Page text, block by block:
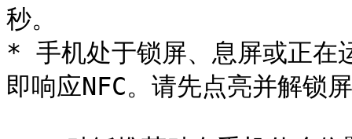
秒。
* 手机处于锁屏、息屏或正在
即响应NFC。请先点亮并解锁